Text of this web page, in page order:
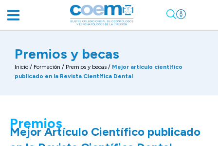
Premios y becas
Inicio / Formación / Premios y becas / Mejor artículo científico
publicado en la Revista Científica Dental
Premios
Mejor Artículo Científico publicado